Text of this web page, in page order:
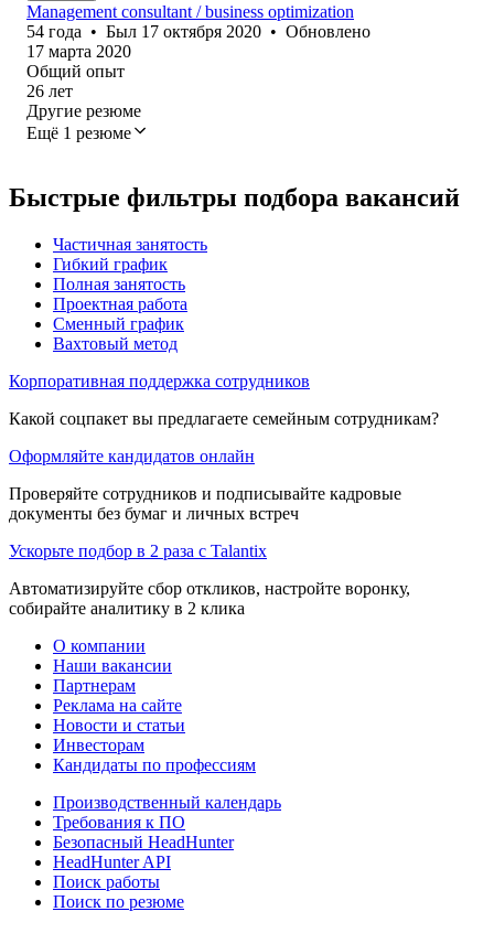
Management consultant / business optimization
54 года • Был 17 октября 2020 • Обновлено
17 марта 2020
Общий опыт
26 лет
Другие резюме
Ещё 1 резюме
Быстрые фильтры подбора вакансий
Частичная занятость
Гибкий график
Полная занятость
Проектная работа
Сменный график
Вахтовый метод
Корпоративная поддержка сотрудников
Какой соцпакет вы предлагаете семейным сотрудникам?
Оформляйте кандидатов онлайн
Проверяйте сотрудников и подписывайте кадровые
документы без бумаг и личных встреч
Ускорьте подбор в 2 раза с Talantix
Автоматизируйте сбор откликов, настройте воронку,
собирайте аналитику в 2 клика
О компании
Наши вакансии
Партнерам
Реклама на сайте
Новости и статьи
Инвесторам
Кандидаты по профессиям
Производственный календарь
Требования к ПО
Безопасный HeadHunter
HeadHunter API
Поиск работы
Поиск по резюме